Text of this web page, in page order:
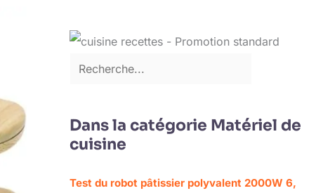
Dans la catégorie Matériel de
cuisine
Test du robot pâtissier polyvalent 2000W 6,